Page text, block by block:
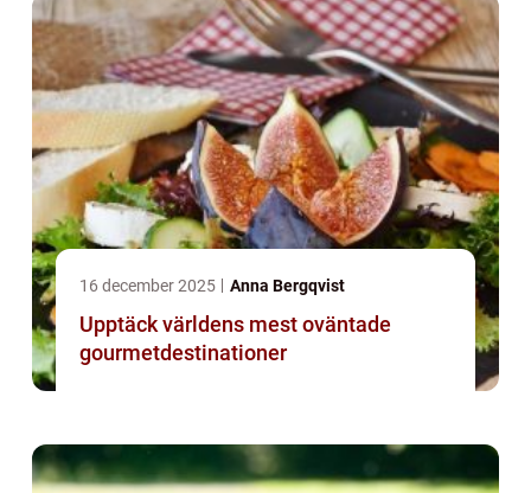
16 december 2025 Anna Bergqvist
Upptäck världens mest oväntade
gourmetdestinationer